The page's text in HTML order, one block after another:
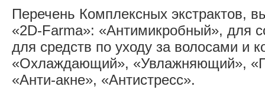
Перечень Комплексных экстрактов,
«2D-Farma»: «Антимикробный», для
для средств по уходу за волосами и
«Охлаждающий», «Увлажняющий»,
«Анти-акне», «Антистресс».